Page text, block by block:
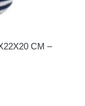
CM –